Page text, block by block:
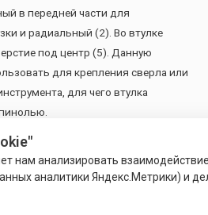
в передней части для
и радиальный (2). Во втулке
под центр (5). Данную
для крепления сверла или
для чего втулка
и особенности
в токарных станках для
нам анализировать
аналитики Яндекс.Метрики) и